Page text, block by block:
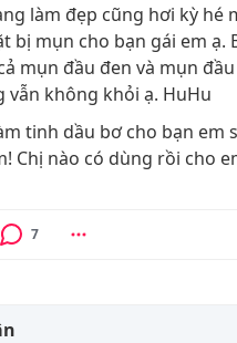
làm đẹp cũng hơi kỳ
bị mụn cho bạn gái em ạ.
mụn đầu đen và mụn
không khỏi ạ. HuHu
tinh dầu bơ cho bạn em
Chị nào có dùng rồi cho
7